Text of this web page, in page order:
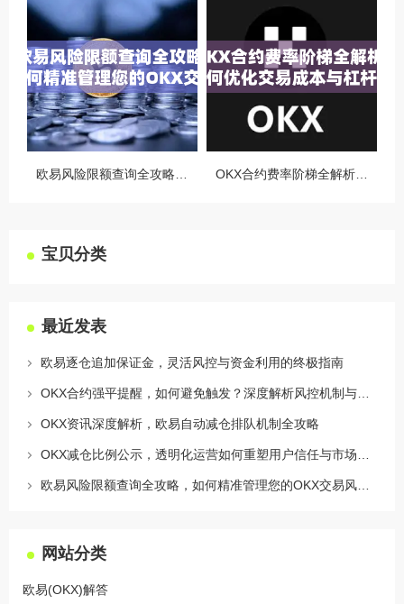
宝贝分类
最近发表
欧易逐仓追加保证金，灵活风控与资金利用的终极指南
OKX资讯深度解析，欧易自动减仓排队机制全攻略
网站分类
欧易(OKX)解答